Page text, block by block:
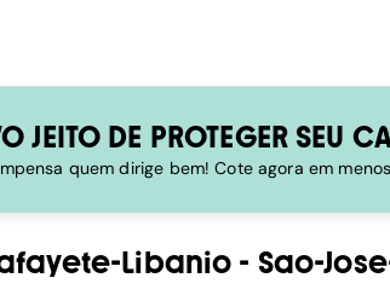
JEITO DE PROTEGER SEU
quem dirige bem! Cote agora em
Libanio - Sao-